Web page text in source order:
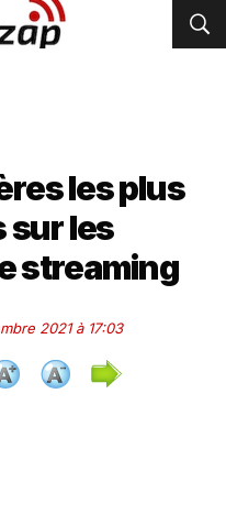
les plus
sur les
streaming
2021 à 17:03